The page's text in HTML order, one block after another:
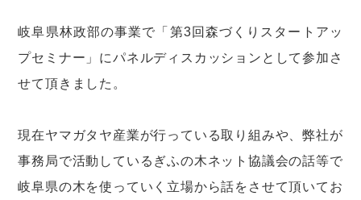
岐阜県林政部の事業で「第3回森づくりスタートアッ
プセミナー」にパネルディスカッションとして参加さ
せて頂きました。
現在ヤマガタヤ産業が行っている取り組みや、弊社が
事務局で活動しているぎふの木ネット協議会の話等で
岐阜県の木を使っていく立場から話をさせて頂いてお